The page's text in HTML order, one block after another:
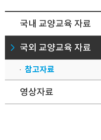
국내 교양교육 자료
국외 교양교육 자료
참고자료
영상자료